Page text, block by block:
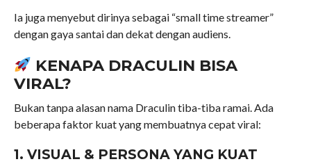
Ia juga menyebut dirinya sebagai “small time streamer”
dengan gaya santai dan dekat dengan audiens.
KENAPA DRACULIN BISA
VIRAL?
Bukan tanpa alasan nama Draculin tiba-tiba ramai. Ada
beberapa faktor kuat yang membuatnya cepat viral:
1. VISUAL & PERSONA YANG KUAT